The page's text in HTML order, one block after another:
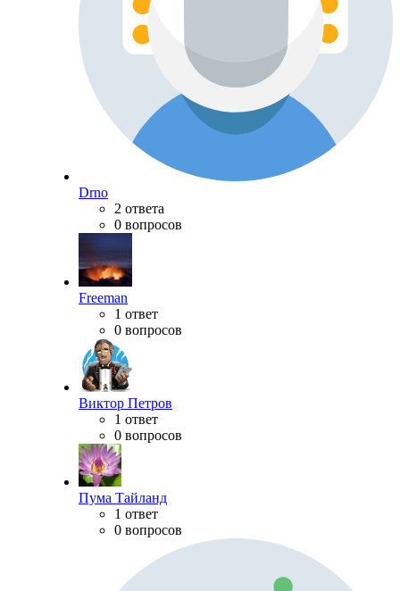
Drno
2 ответа
0 вопросов
Freeman
1 ответ
0 вопросов
Виктор Петров
1 ответ
0 вопросов
Пума Тайланд
1 ответ
0 вопросов